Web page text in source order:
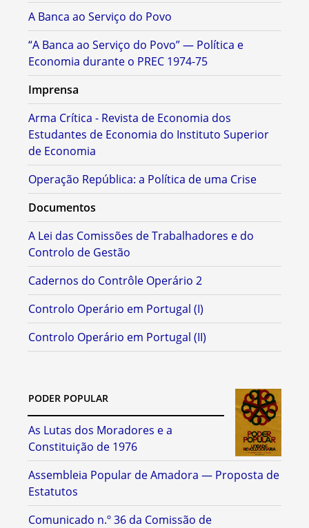
A Banca ao Serviço do Povo
“A Banca ao Serviço do Povo” — Política e
Economia durante o PREC 1974-75
Imprensa
Arma Crítica - Revista de Economia dos
Estudantes de Economia do Instituto Superior
de Economia
Operação República: a Política de uma Crise
Documentos
A Lei das Comissões de Trabalhadores e do
Controlo de Gestão
Cadernos do Contrôle Operário 2
Controlo Operário em Portugal (I)
Controlo Operário em Portugal (II)
PODER POPULAR
As Lutas dos Moradores e a
Constituição de 1976
Assembleia Popular de Amadora — Proposta de
Estatutos
Comunicado n.º 36 da Comissão de